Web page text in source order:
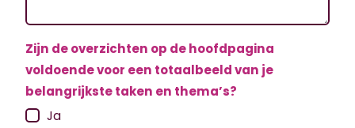
Zijn de overzichten op de hoofdpagina
voldoende voor een totaalbeeld van je
belangrijkste taken en thema’s?
Ja